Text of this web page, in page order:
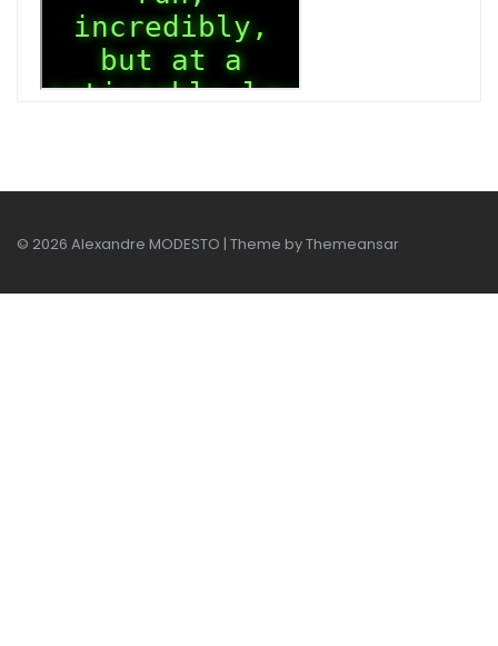
© 2026 Alexandre MODESTO | Theme byThemeansar